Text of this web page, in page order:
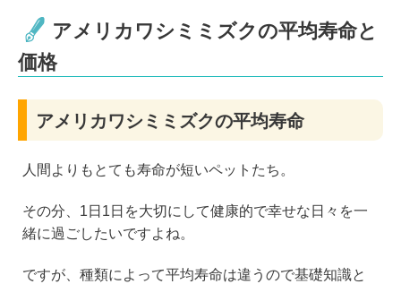
アメリカワシミミズクの平均寿命と
価格
アメリカワシミミズクの平均寿命
人間よりもとても寿命が短いペットたち。
その分、1日1日を大切にして健康的で幸せな日々を一
緒に過ごしたいですよね。
ですが、種類によって平均寿命は違うので基礎知識と